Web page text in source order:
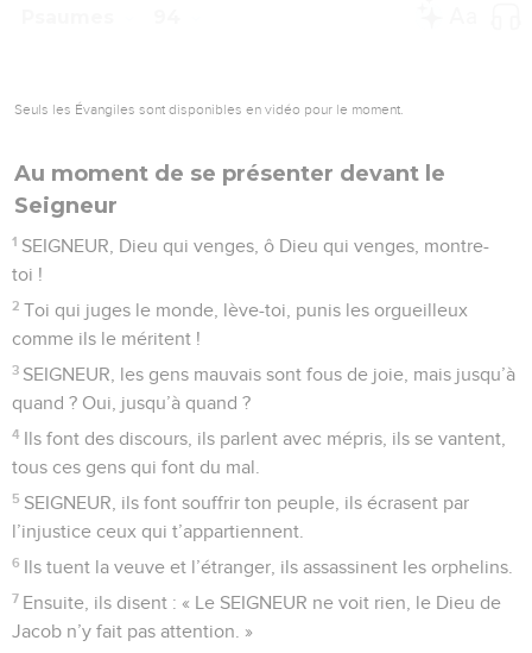
Seuls les Évangiles sont disponibles en vidéo pour le moment.
Au moment de se présenter devant le
Seigneur
1 SEIGNEUR, Dieu qui venges, ô Dieu qui venges, montre-
toi !
2 Toi qui juges le monde, lève-toi, punis les orgueilleux
comme ils le méritent !
3 SEIGNEUR, les gens mauvais sont fous de joie, mais jusqu’à
quand ? Oui, jusqu’à quand ?
4 Ils font des discours, ils parlent avec mépris, ils se vantent,
tous ces gens qui font du mal.
5 SEIGNEUR, ils font souffrir ton peuple, ils écrasent par
l’injustice ceux qui t’appartiennent.
6 Ils tuent la veuve et l’étranger, ils assassinent les orphelins.
7 Ensuite, ils disent : « Le SEIGNEUR ne voit rien, le Dieu de
Jacob n’y fait pas attention. »